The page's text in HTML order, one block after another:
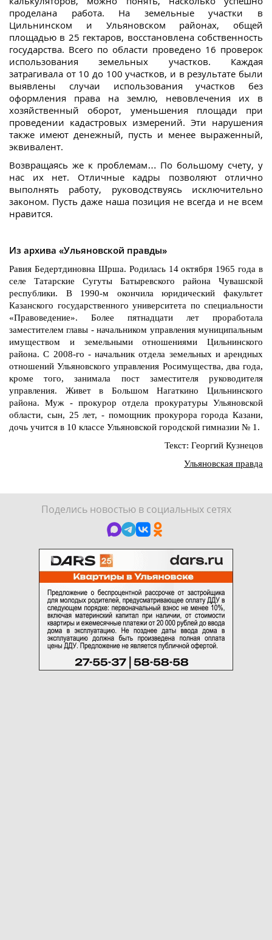
проделана работа. На земельные участки в
Цильнинском и Ульяновском районах, общей
площадью в 25 гектаров, восстановлена собственность
государства. Всего по области проведено 16 проверок
использования земельных участков. Каждая
затрагивала от 10 до 100 участков, и в результате были
выявлены случаи использования участков без
оформления права на землю, невовлечения их в
хозяйственный оборот, уменьшения площади при
проведении кадастровых измерений. Эти нарушения
также имеют денежный, пусть и менее выраженный,
эквивалент.
Возвращаясь же к проблемам… По большому счету, у
нас их нет. Отличные кадры позволяют отлично
выполнять работу, руководствуясь исключительно
законом. Пусть даже наша позиция не всегда и не всем
нравится.
Из архива «Ульяновской правды»
Равия Бедертдиновна Шрша. Родилась 14 октября 1965 года в
селе Татарские Сугуты Батыревского района Чувашской
республики. В 1990-м окончила юридический факультет
Казанского государственного университета по специальности
«Правоведение». Более пятнадцати лет проработала
заместителем главы - начальником управления муниципальным
имуществом и земельными отношениями Цильнинского
района. С 2008-го - начальник отдела земельных и арендных
отношений Ульяновского управления Росимущества, два года,
кроме того, занимала пост заместителя руководителя
управления. Живет в Большом Нагаткино Цильнинского
района. Муж - прокурор отдела прокуратуры Ульяновской
области, сын, 25 лет, - помощник прокурора города Казани,
дочь учится в 10 классе Ульяновской городской гимназии № 1.
Текст: Георгий Кузнецов
Ульяновская правда
Поделись новостью в социальных сетях